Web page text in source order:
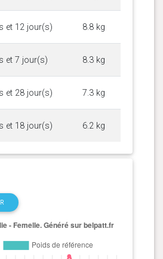
et 12 jour(s) 8.8 kg
et 7 jour(s) 8.3 kg
et 28 jour(s) 7.3 kg
et 18 jour(s) 6.2 kg